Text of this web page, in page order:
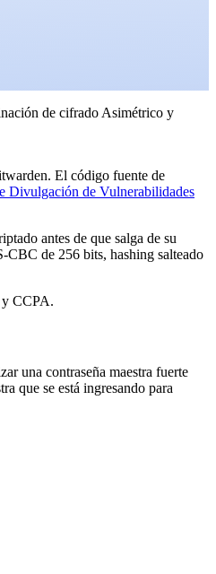
de cifrado Asimétrico y
El código fuente de
Divulgación de Vulnerabilidades
antes de que salga de su
CBC de 256 bits, hashing salteado
CCPA.
una contraseña maestra fuerte
que se está ingresando para